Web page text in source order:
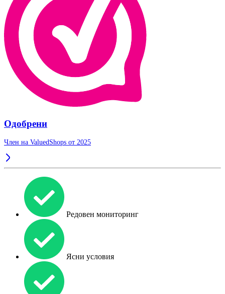
Одобрени
Член на ValuedShops от 2025
Редовен мониторинг
Ясни условия